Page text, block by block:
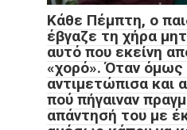
Κάθε Πέμπτη, ο
έβγαζε τη χήρα
αυτό που εκείνη
«χορό». Όταν όμως
αντιμετώπισα και
πού πήγαιναν
απάντησή του με